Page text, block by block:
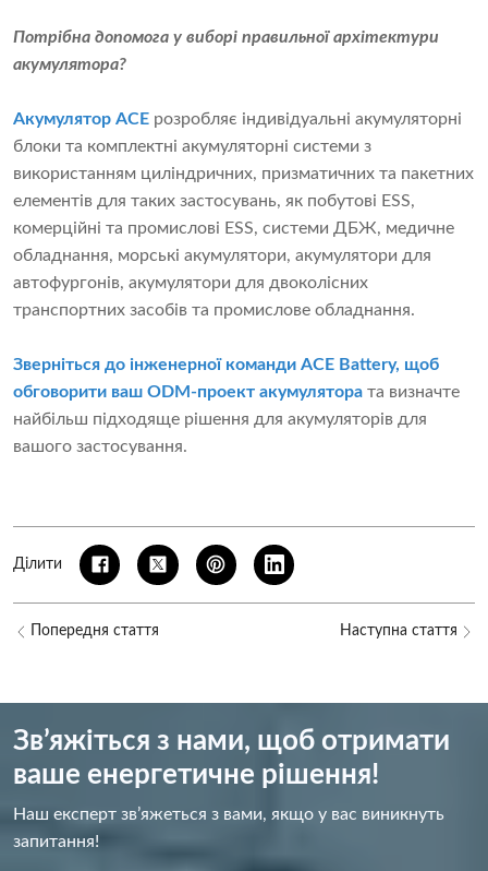
Потрібна допомога у виборі правильної архітектури
акумулятора?
Акумулятор ACE розробляє індивідуальні акумуляторні
блоки та комплектні акумуляторні системи з
використанням циліндричних, призматичних та пакетних
елементів для таких застосувань, як побутові ESS,
комерційні та промислові ESS, системи ДБЖ, медичне
обладнання, морські акумулятори, акумулятори для
автофургонів, акумулятори для двоколісних
транспортних засобів та промислове обладнання.
Зверніться до інженерної команди ACE Battery, щоб
обговорити ваш ODM-проект акумулятора та визначте
найбільш підходяще рішення для акумуляторів для
вашого застосування.
Ділити
Попередня стаття Наступна стаття
Зв’яжіться з нами, щоб отримати
ваше енергетичне рішення!
Наш експерт зв’яжеться з вами, якщо у вас виникнуть
запитання!